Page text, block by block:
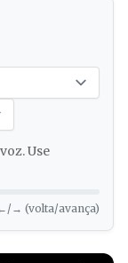
Use
←/→ (volta/avança)